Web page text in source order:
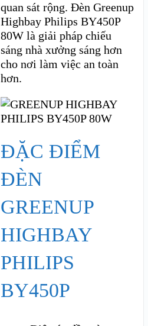
quan sát rộng. Đèn Greenup
Highbay Philips BY450P
80W là giải pháp chiếu
sáng nhà xưởng sáng hơn
cho nơi làm việc an toàn
hơn.
ĐẶC ĐIỂM
ĐÈN
GREENUP
HIGHBAY
PHILIPS
BY450P